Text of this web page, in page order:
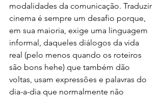
modalidades da comunicação. Traduzir
cinema é sempre um desafio porque,
em sua maioria, exige uma linguagem
informal, daqueles diálogos da vida
real (pelo menos quando os roteiros
são bons hehe) que também dão
voltas, usam expressões e palavras do
dia-a-dia que normalmente não